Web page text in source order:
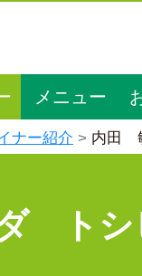
メニュー
ナー紹介 内田
トシ